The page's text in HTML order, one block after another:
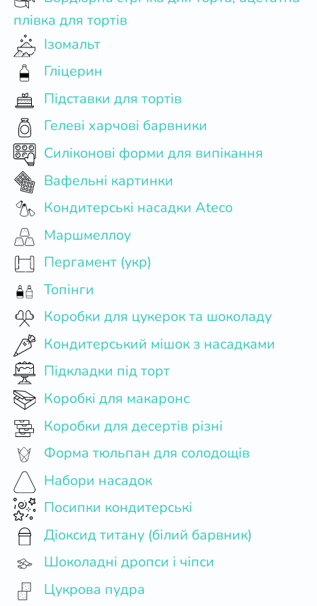
плівка для тортів
Ізомальт
Гліцерин
Підставки для тортів
Гелеві харчові барвники
Силіконові форми для випікання
Вафельні картинки
Кондитерські насадки Ateco
Маршмеллоу
Пергамент (укр)
Топінги
Коробки для цукерок та шоколаду
Кондитерський мішок з насадками
Підкладки під торт
Коробкі для макаронс
Коробки для десертів різні
Форма тюльпан для солодощів
Набори насадок
Посипки кондитерські
Діоксид титану (білий барвник)
Шоколадні дропси і чіпси
Цукрова пудра